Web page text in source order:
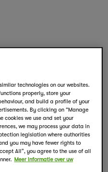
van
Goodness
en thee: gember
steeds populairder
want gember geeft je
technologies on our websites.
properly, store your
and build a profile of your
By clicking on “Manage
cookies we use and set your
we may process your data in
legislation where authorities
you may have fewer rights to
All”, you agree to the use of all
Meer informatie over uw